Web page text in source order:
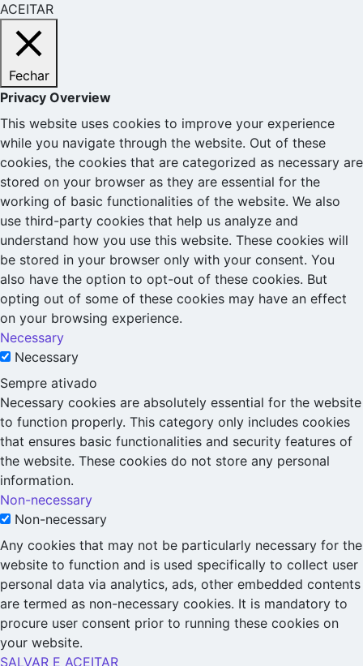
ACEITAR
Fechar
Privacy Overview
This website uses cookies to improve your experience
while you navigate through the website. Out of these
cookies, the cookies that are categorized as necessary are
stored on your browser as they are essential for the
working of basic functionalities of the website. We also
use third-party cookies that help us analyze and
understand how you use this website. These cookies will
be stored in your browser only with your consent. You
also have the option to opt-out of these cookies. But
opting out of some of these cookies may have an effect
on your browsing experience.
Necessary
Necessary
Sempre ativado
Necessary cookies are absolutely essential for the website
to function properly. This category only includes cookies
that ensures basic functionalities and security features of
the website. These cookies do not store any personal
information.
Non-necessary
Non-necessary
Any cookies that may not be particularly necessary for the
website to function and is used specifically to collect user
personal data via analytics, ads, other embedded contents
are termed as non-necessary cookies. It is mandatory to
procure user consent prior to running these cookies on
your website.
SALVAR E ACEITAR